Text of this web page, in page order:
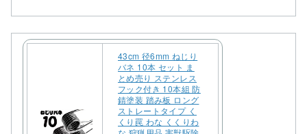
43cm 径6mm ねじり
バネ 10本 セット ま
とめ売り ステンレス
フック付き 10本組 防
錆塗装 踏み板 ロング
ストレートタイプ く
くり罠 わな くくりわ